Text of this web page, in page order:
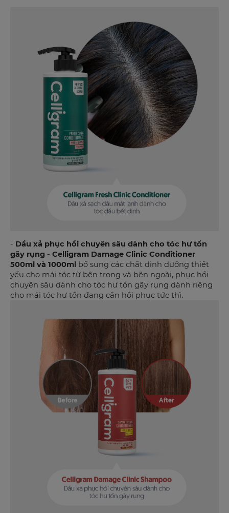
- Dầu xả phục hồi chuyên sâu dành cho tóc hư tổn
gãy rụng - Celligram Damage Clinic Conditioner
500ml và 1000ml bổ sung các chất dinh dưỡng thiết
yếu cho mái tóc từ bên trong và bên ngoài, phục hồi
chuyên sâu dành cho tóc hư tổn gãy rụng dành riêng
cho mái tóc hư tổn đang cần hồi phục tức thì.